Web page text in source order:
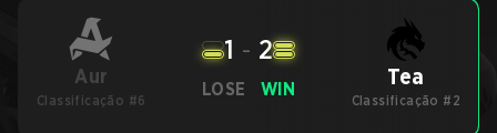
Aur
Classificação #6
LOSE
1 - 2
WIN Tea
Classificação #2